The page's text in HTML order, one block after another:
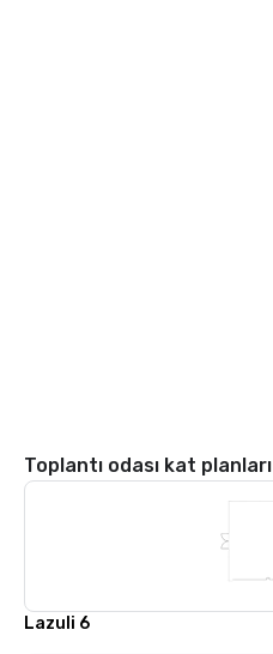
Toplantı odası kat planları
Lazuli 6